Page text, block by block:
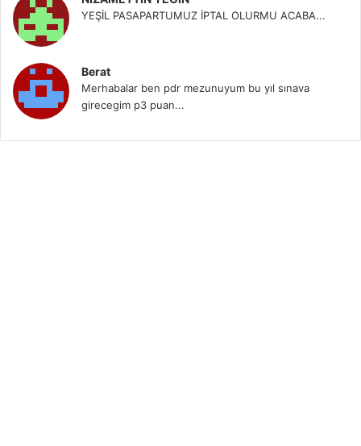
YEŞİL PASAPARTUMUZ İPTAL OLURMU ACABA...
Berat
Merhabalar ben pdr mezunuyum bu yıl sınava
girecegim p3 puan...